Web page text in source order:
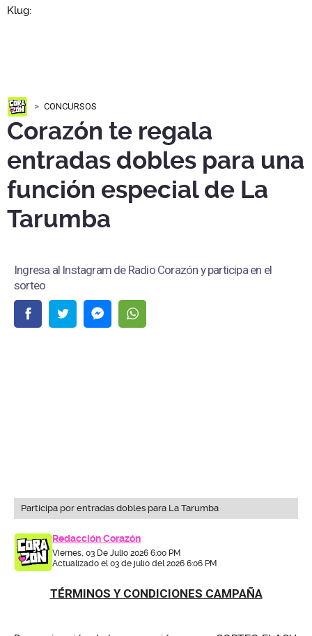
CONCURSOS
Corazón te regala
entradas dobles para una
función especial de La
Tarumba
Ingresa al Instagram de Radio Corazón y participa en el
sorteo
Participa por entradas dobles para La Tarumba
Redacción Corazón
Viernes, 03 De Julio 2026 6:00 PM
Actualizado el 03 de julio del 2026 6:06 PM
TÉRMINOS Y CONDICIONES CAMPAÑA